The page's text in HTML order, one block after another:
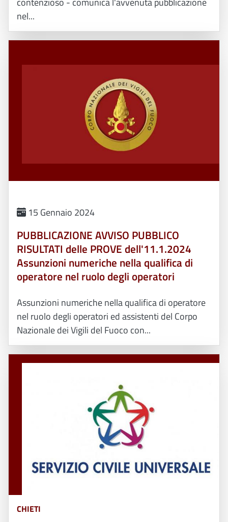
nel...
15 Gennaio 2024
PUBBLICAZIONE AVVISO PUBBLICO
RISULTATI delle PROVE dell'11.1.2024
Assunzioni numeriche nella qualifica di
operatore nel ruolo degli operatori
Assunzioni numeriche nella qualifica di operatore
nel ruolo degli operatori ed assistenti del Corpo
Nazionale dei Vigili del Fuoco con...
CHIETI